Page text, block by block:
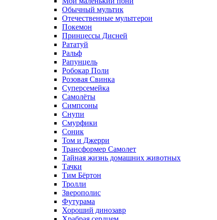
Обычный мультик
Отечественные мультгерои
Покемон
Принцессы Дисней
Рататуй
Ральф
Рапунцель
Робокар Поли
Розовая Свинка
Суперсемейка
Самолёты
Симпсоны
Снупи
Смурфики
Соник
Том и Джерри
Трансформер Самолет
Тайная жизнь домашних животных
Тачки
Тим Бёртон
Тролли
Зверополис
Футурама
Хороший динозавр